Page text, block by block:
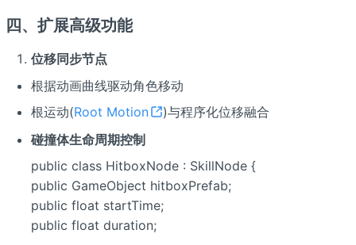
四、扩展高级功能
位移同步节点
根据动画曲线驱动角色移动
根运动(Root Motion
)与程序化位移融合
碰撞体生命周期控制
public class HitboxNode : SkillNode {
public GameObject hitboxPrefab;
public float startTime;
public float duration;